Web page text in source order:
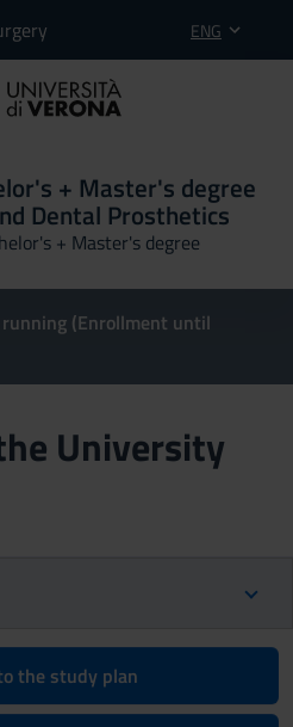
ENG
+ Master's degree
Dental Prosthetics
+ Master's degree
(Enrollment until
University
the study plan